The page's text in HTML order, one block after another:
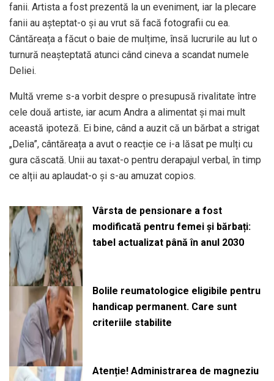
fanii. Artista a fost prezentă la un eveniment, iar la plecare
fanii au așteptat-o și au vrut să facă fotografii cu ea.
Cântăreața a făcut o baie de mulțime, însă lucrurile au lut o
turnură neașteptată atunci când cineva a scandat numele
Deliei.
Multă vreme s-a vorbit despre o presupusă rivalitate între
cele două artiste, iar acum Andra a alimentat și mai mult
această ipoteză. Ei bine, când a auzit că un bărbat a strigat
„Delia”, cântăreața a avut o reacție ce i-a lăsat pe mulți cu
gura căscată. Unii au taxat-o pentru derapajul verbal, în timp
ce alții au aplaudat-o și s-au amuzat copios.
Vârsta de pensionare a fost
modificată pentru femei și bărbați:
tabel actualizat până în anul 2030
Bolile reumatologice eligibile pentru
handicap permanent. Care sunt
criteriile stabilite
Atenție! Administrarea de magneziu